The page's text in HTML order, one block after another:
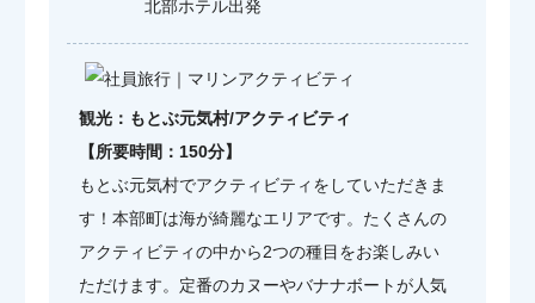
北部ホテル出発
観光：もとぶ元気村/アクティビティ
【所要時間：150分】
もとぶ元気村でアクティビティをしていただきま
す！本部町は海が綺麗なエリアです。たくさんの
アクティビティの中から2つの種目をお楽しみい
ただけます。定番のカヌーやバナナボートが人気